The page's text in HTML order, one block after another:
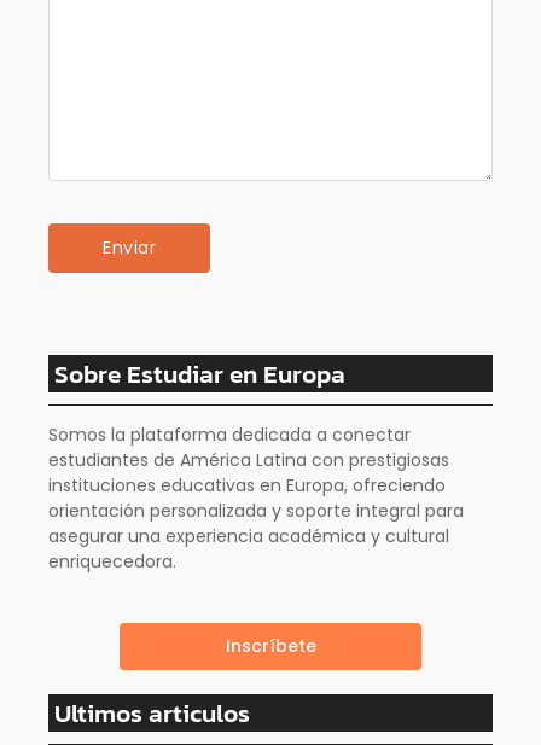
Sobre Estudiar en Europa
Somos la plataforma dedicada a conectar
estudiantes de América Latina con prestigiosas
instituciones educativas en Europa, ofreciendo
orientación personalizada y soporte integral para
asegurar una experiencia académica y cultural
enriquecedora.
Inscríbete
Ultimos articulos